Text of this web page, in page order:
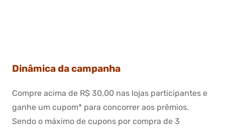
Dinâmica da campanha
Compre acima de R$ 30,00 nas lojas participantes e
ganhe um cupom* para concorrer aos prêmios.
Sendo o máximo de cupons por compra de 3